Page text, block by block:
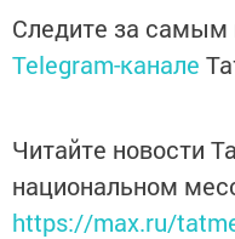
Следите за
Telegram-канале
Читайте новости
национальном
https://max.ru/